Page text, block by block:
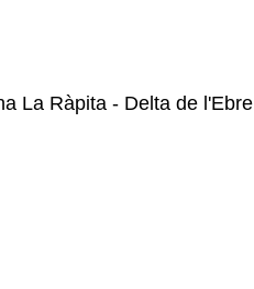
La Ràpita - Delta de l'Ebre